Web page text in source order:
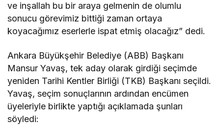
ve inşallah bu bir araya gelmenin de olumlu
sonucu görevimiz bittiği zaman ortaya
koyacağımız eserlerle ispat etmiş olacağız” dedi.
Ankara Büyükşehir Belediye (ABB) Başkanı
Mansur Yavaş, tek aday olarak girdiği seçimde
yeniden Tarihi Kentler Birliği (TKB) Başkanı seçildi.
Yavaş, seçim sonuçlarının ardından encümen
üyeleriyle birlikte yaptığı açıklamada şunları
söyledi: